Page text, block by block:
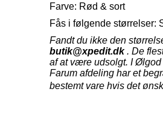
Farve: Rød & sort
Fås i følgende størrelser:
Fandt du ikke den
butik@xpedit.dk. De
af at være udsolgt. I Ølgod
Farum afdeling har et
bestemt vare hvis det